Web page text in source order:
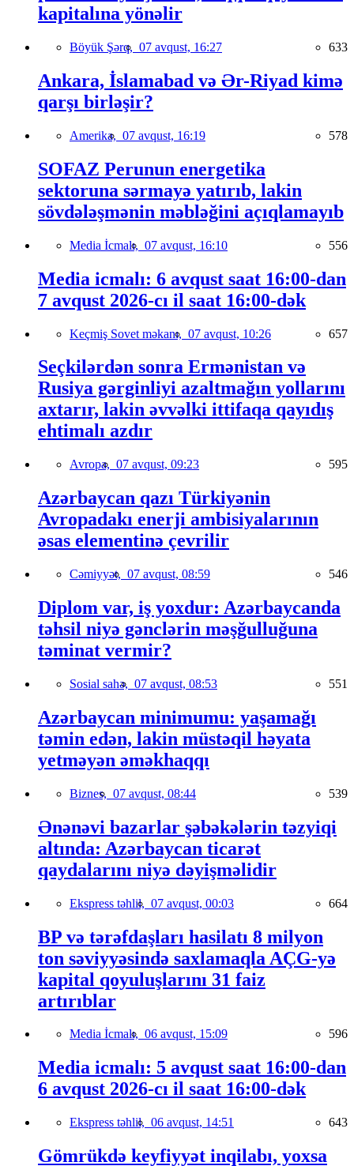
kapitalına yönəlir
Böyük Şərq, 07 avqust, 16:27 633
Ankara, İslamabad və Ər-Riyad kimə
qarşı birləşir?
Amerika, 07 avqust, 16:19 578
SOFAZ Perunun energetika
sektoruna sərmayə yatırıb, lakin
sövdələşmənin məbləğini açıqlamayıb
Media İcmalı, 07 avqust, 16:10 556
Media icmalı: 6 avqust saat 16:00-dan
7 avqust 2026-cı il saat 16:00-dək
Keçmiş Sovet məkanı, 07 avqust, 10:26 657
Seçkilərdən sonra Ermənistan və
Rusiya gərginliyi azaltmağın yollarını
axtarır, lakin əvvəlki ittifaqa qayıdış
ehtimalı azdır
Avropa, 07 avqust, 09:23 595
Azərbaycan qazı Türkiyənin
Avropadakı enerji ambisiyalarının
əsas elementinə çevrilir
Cəmiyyət, 07 avqust, 08:59 546
Diplom var, iş yoxdur: Azərbaycanda
təhsil niyə gənclərin məşğulluğuna
təminat vermir?
Sosial sahə, 07 avqust, 08:53 551
Azərbaycan minimumu: yaşamağı
təmin edən, lakin müstəqil həyata
yetməyən əməkhaqqı
Biznes, 07 avqust, 08:44 539
Ənənəvi bazarlar şəbəkələrin təzyiqi
altında: Azərbaycan ticarət
qaydalarını niyə dəyişməlidir
Ekspress təhlil, 07 avqust, 00:03 664
BP və tərəfdaşları hasilatı 8 milyon
ton səviyyəsində saxlamaqla AÇG-yə
kapital qoyuluşlarını 31 faiz
artırıblar
Media İcmalı, 06 avqust, 15:09 596
Media icmalı: 5 avqust saat 16:00-dan
6 avqust 2026-cı il saat 16:00-dək
Ekspress təhlil, 06 avqust, 14:51 643
Gömrükdə keyfiyyət inqilabı, yoxsa